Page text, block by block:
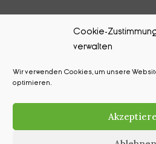
Cookie-
verwalten
Wir verwenden Cookies, um unsere
optimieren.
Impressum
Cookie-Richtlinie (EU)